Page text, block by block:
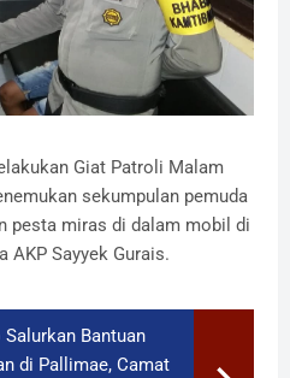
Giat Patroli Malam
sekumpulan pemuda
pesta miras di dalam mobil di
AKP Sayyek Gurais.
Salurkan Bantuan
di Pallimae, Camat